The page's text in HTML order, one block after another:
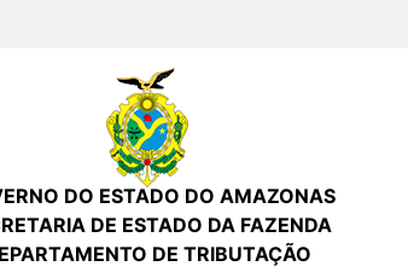
DO ESTADO DO AMAZONAS
DE ESTADO DA FAZENDA
DE TRIBUTAÇÃO